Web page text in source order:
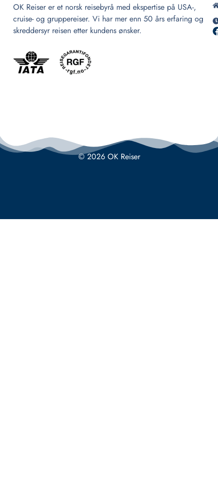
OK Reiser er et norsk reisebyrå med ekspertise på USA-,
cruise- og gruppereiser. Vi har mer enn 50 års erfaring og
skreddersyr reisen etter kundens ønsker.
© 2026 OK Reiser